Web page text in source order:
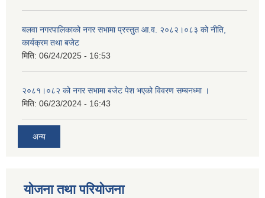
बलवा नगरपालिकाको नगर सभामा प्रस्तुत आ.व. २०८२।०८३ को नीति,
कार्यक्रम तथा बजेट
मिति: 06/24/2025 - 16:53
२०८१।०८२ को नगर सभामा बजेट पेश भएको विवरण सम्बनध्मा ।
मिति: 06/23/2024 - 16:43
अन्य
योजना तथा परियोजना